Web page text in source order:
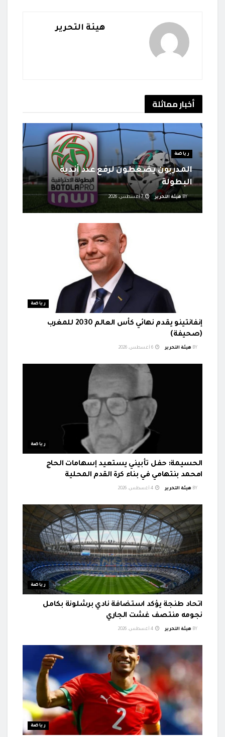
هيئة التحرير
أخبارمماثلة
رياضة
المدربون يضغطون لرفع عدد أندية
البطولة
BY هيئة التحرير 7 أغسطس، 2026
رياضة
إنفانتينو يقدم نهائي كأس العالم 2030 للمغرب
(صحيفة)
BY هيئة التحرير
رياضة
الحسيمة: حفل تأبيني يستعيد إسهامات الحاج
امحمد بنتهامي في بناء كرة القدم المحلية
BY هيئة التحرير
رياضة
اتحاد طنجة يؤكد استضافة نادي برشلونة بكامل
نجومه منتصف غشت الجاري
BY هيئة التحرير
رياضة